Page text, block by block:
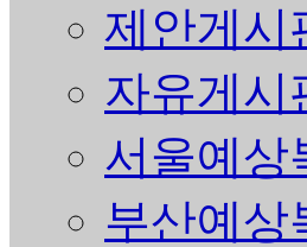
제안게시
자유게시
서울예상
부산예상